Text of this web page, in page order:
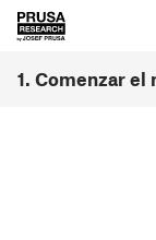
1. Comenzar el